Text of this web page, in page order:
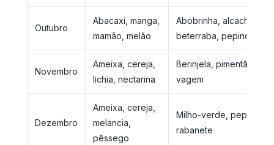
Outubro
Abacaxi, manga,
mamão, melão
Abobrinha, alcachofra,
beterraba, pepino
Novembro
Ameixa, cereja,
lichia, nectarina
Berinjela, pimentão,
vagem
Dezembro
Ameixa, cereja,
melancia,
pêssego
Milho-verde, pepino,
rabanete